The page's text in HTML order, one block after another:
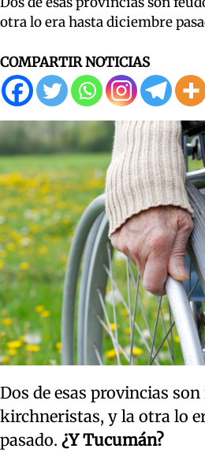
otra lo era hasta diciembre
COMPARTIR NOTICIAS
Dos de esas provincias
kirchneristas, y la otra lo
pasado. ¿Y Tucumán?